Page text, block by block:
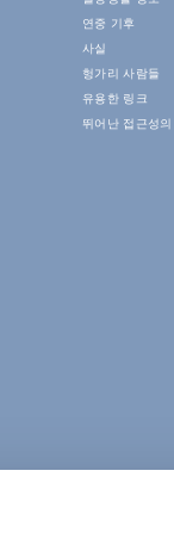
연중 기후
사실
헝가리 사람들
유용한 링크
뛰어난 접근성